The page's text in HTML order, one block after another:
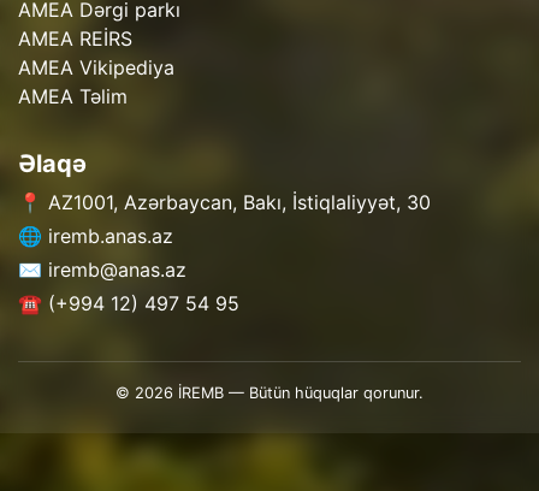
AMEA Dərgi parkı
AMEA REİRS
AMEA Vikipediya
AMEA Təlim
Əlaqə
📍 AZ1001, Azərbaycan, Bakı, İstiqlaliyyət, 30
🌐 iremb.anas.az
✉️ iremb@anas.az
☎️ (+994 12) 497 54 95
© 2026 İREMB — Bütün hüquqlar qorunur.